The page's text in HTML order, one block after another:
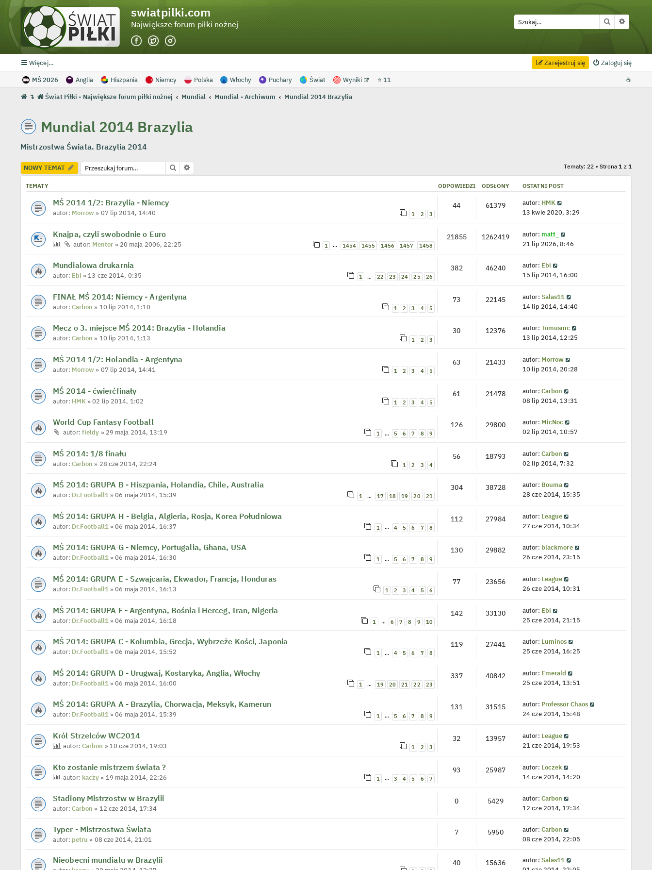
swiatpilki.com
Największe forum piłki nożnej Szukaj
Więcej… Zaloguj się
Zarejestruj się
MŚ 2026 Anglia Hiszpania Niemcy Polska Włochy Puchary Świat Wyniki ⭐ 11 ☕
↴ Świat Piłki - Największe forum piłki nożnej Mundial Mundial - Archiwum Mundial 2014 Brazylia
Mundial 2014 Brazylia
Mistrzostwa Świata. Brazylia 2014
NOWY TEMAT Szukaj Tematy: 22 • Strona1 z 1
TEMATY ODPOWIEDZI ODSŁONY OSTATNI POST
MŚ 2014 1/2: Brazylia - Niemcy
autor: Morrow» 07 lip 2014, 14:40 1 2 3
44 61379 autor: HMK
13 kwie 2020, 3:29
Knajpa, czyli swobodnie o Euro
autor: Mentor » 20 maja 2006, 22:25 1 … 1454 1455 1456 1457 1458
21855 1262419 autor: matt_
21 lip 2026, 8:46
Mundialowa drukarnia
autor: Ebi » 13 cze 2014, 0:35 1 … 22 23 24 25 26
382 46240 autor: Ebi
15 lip 2014, 16:00
FINAŁ MŚ 2014: Niemcy - Argentyna
autor: Carbon » 10 lip 2014, 1:10 1 2 3 4 5
73 22145 autor: Salas11
14 lip 2014, 14:40
Mecz o 3. miejsce MŚ 2014: Brazylia - Holandia
autor: Carbon » 10 lip 2014, 1:13 1 2 3
30 12376 autor: Tomusmc
13 lip 2014, 12:25
MŚ 2014 1/2: Holandia - Argentyna
autor: Morrow» 07 lip 2014, 14:41 1 2 3 4 5
63 21433 autor: Morrow
10 lip 2014, 20:28
MŚ 2014 - ćwierćfinały
autor: HMK » 02 lip 2014, 1:02 1 2 3 4 5
61 21478 autor: Carbon
08 lip 2014, 13:31
World Cup Fantasy Football
autor: fieldy » 29 maja 2014, 13:19 1 … 5 6 7 8 9
126 29800 autor: MicNoc
02 lip 2014, 10:57
MŚ 2014: 1/8 finału
autor: Carbon » 28 cze 2014, 22:24 1 2 3 4
56 18793 autor: Carbon
02 lip 2014, 7:32
MŚ 2014: GRUPA B - Hiszpania, Holandia, Chile, Australia
autor: Dr.Football1» 06 maja 2014, 15:39 1 … 17 18 19 20 21
304 38728 autor: Bouma
28 cze 2014, 15:35
MŚ 2014: GRUPA H - Belgia, Algieria, Rosja, Korea Południowa
autor: Dr.Football1» 06 maja 2014, 16:37 1 … 4 5 6 7 8
112 27984 autor: League
27 cze 2014, 10:34
MŚ 2014: GRUPA G - Niemcy, Portugalia, Ghana, USA
autor: Dr.Football1» 06 maja 2014, 16:30 1 … 5 6 7 8 9
130 29882 autor: blackmore
26 cze 2014, 23:15
MŚ 2014: GRUPA E - Szwajcaria, Ekwador, Francja, Honduras
autor: Dr.Football1» 06 maja 2014, 16:13 1 2 3 4 5 6
77 23656 autor: League
26 cze 2014, 10:31
MŚ 2014: GRUPA F - Argentyna, Bośnia i Herceg, Iran, Nigeria
autor: Dr.Football1» 06 maja 2014, 16:18 1 … 6 7 8 9 10
142 33130 autor: Ebi
25 cze 2014, 21:15
MŚ 2014: GRUPA C - Kolumbia, Grecja, Wybrzeże Kości, Japonia
autor: Dr.Football1» 06 maja 2014, 15:52 1 … 4 5 6 7 8
119 27441 autor: Luminos
25 cze 2014, 16:25
MŚ 2014: GRUPA D - Urugwaj, Kostaryka, Anglia, Włochy
autor: Dr.Football1» 06 maja 2014, 16:00 1 … 19 20 21 22 23
337 40842 autor: Emerald
25 cze 2014, 13:51
MŚ 2014: GRUPA A - Brazylia, Chorwacja, Meksyk, Kamerun
autor: Dr.Football1» 06 maja 2014, 15:39 1 … 5 6 7 8 9
131 31515 autor: Professor Chaos
24 cze 2014, 15:48
Król Strzelców WC2014
autor: Carbon » 10 cze 2014, 19:03 1 2 3
32 13957 autor: League
21 cze 2014, 19:53
Kto zostanie mistrzem świata ?
autor: kaczy» 19 maja 2014, 22:26 1 … 3 4 5 6 7
93 25987 autor: Loczek
14 cze 2014, 14:20
Stadiony Mistrzostw w Brazylii
autor: Carbon » 12 cze 2014, 17:34
0 5429 autor: Carbon
12 cze 2014, 17:34
Typer - Mistrzostwa Świata
autor: petru » 08 cze 2014, 21:01
7 5950 autor: Carbon
08 cze 2014, 22:05
Nieobecni mundialu w Brazylii 40 15636 autor: Salas11